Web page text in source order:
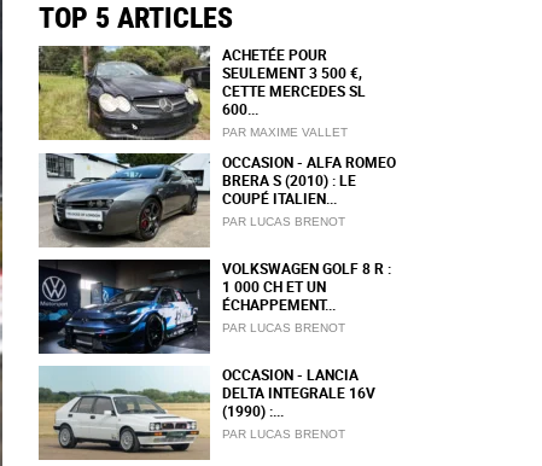
TOP 5 ARTICLES
ACHETÉE POUR
SEULEMENT 3 500 €,
CETTE MERCEDES SL
600...
PAR MAXIME VALLET
OCCASION - ALFA ROMEO
BRERA S (2010) : LE
COUPÉ ITALIEN...
PAR LUCAS BRENOT
VOLKSWAGEN GOLF 8 R :
1 000 CH ET UN
ÉCHAPPEMENT...
PAR LUCAS BRENOT
OCCASION - LANCIA
DELTA INTEGRALE 16V
(1990) :...
PAR LUCAS BRENOT